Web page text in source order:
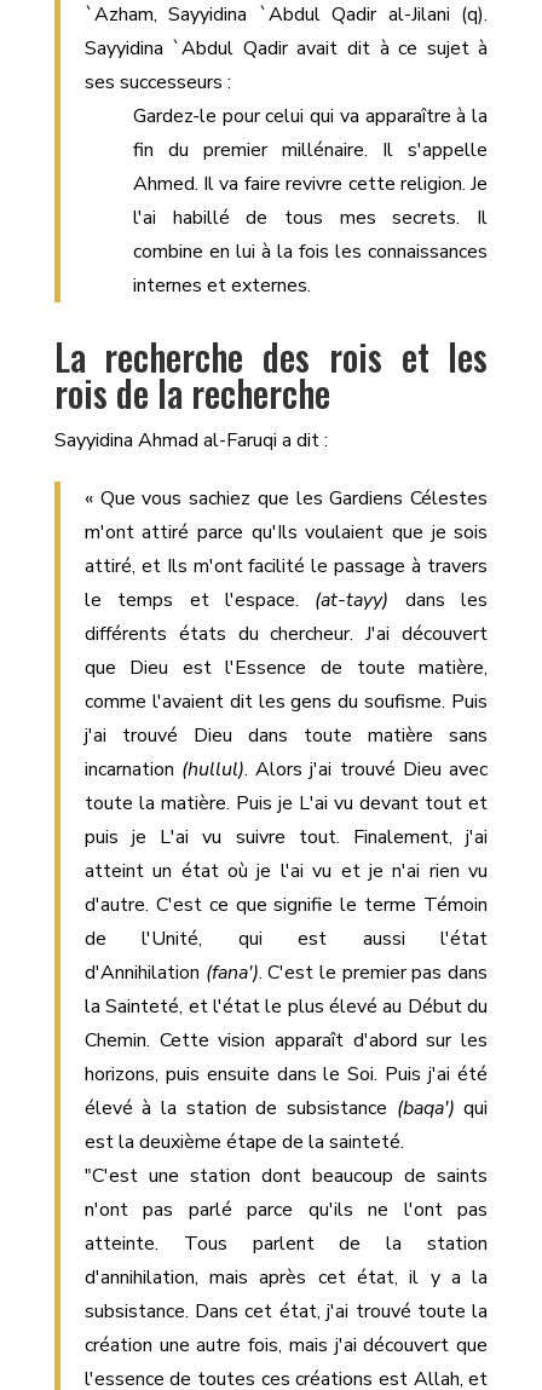
`Azham, Sayyidina `Abdul Qadir al-Jilani (q).
Sayyidina `Abdul Qadir avait dit à ce sujet à
ses successeurs :
Gardez-le pour celui qui va apparaître à la
fin du premier millénaire. Il s'appelle
Ahmed. Il va faire revivre cette religion. Je
l'ai habillé de tous mes secrets. Il
combine en lui à la fois les connaissances
internes et externes.
La recherche des rois et les
rois de la recherche
Sayyidina Ahmad al-Faruqi a dit :
« Que vous sachiez que les Gardiens Célestes
m'ont attiré parce qu'Ils voulaient que je sois
attiré, et Ils m'ont facilité le passage à travers
le temps et l'espace. (at-tayy) dans les
différents états du chercheur. J'ai découvert
que Dieu est l'Essence de toute matière,
comme l'avaient dit les gens du soufisme. Puis
j'ai trouvé Dieu dans toute matière sans
incarnation (hullul). Alors j'ai trouvé Dieu avec
toute la matière. Puis je L'ai vu devant tout et
puis je L'ai vu suivre tout. Finalement, j'ai
atteint un état où je l'ai vu et je n'ai rien vu
d'autre. C'est ce que signifie le terme Témoin
de l'Unité, qui est aussi l'état
d'Annihilation (fana'). C'est le premier pas dans
la Sainteté, et l'état le plus élevé au Début du
Chemin. Cette vision apparaît d'abord sur les
horizons, puis ensuite dans le Soi. Puis j'ai été
élevé à la station de subsistance (baqa') qui
est la deuxième étape de la sainteté.
"C'est une station dont beaucoup de saints
n'ont pas parlé parce qu'ils ne l'ont pas
atteinte. Tous parlent de la station
d'annihilation, mais après cet état, il y a la
subsistance. Dans cet état, j'ai trouvé toute la
création une autre fois, mais j'ai découvert que
l'essence de toutes ces créations est Allah, et